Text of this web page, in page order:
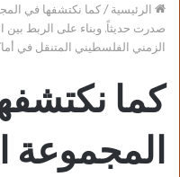
الرئيسية/كما نكتشفها في
صدرت حديثاً. وبناء على الربط
الزمني الفلسطيني المتنقل في
كما
المجموعة